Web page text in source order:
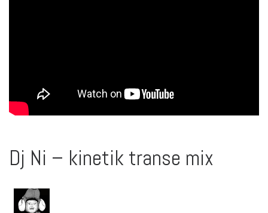
Dj Ni – kinetik transe mix